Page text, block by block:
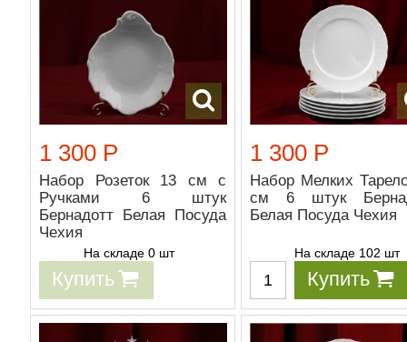
1 300 Р
Набор Розеток 13 см с
Ручками 6 штук
Бернадотт Белая Посуда
Чехия
На складе 0 шт
Купить
1 300 Р
Набор Мелких
см 6 штук
Белая Посуда Чехия
На складе 102 шт
Купить